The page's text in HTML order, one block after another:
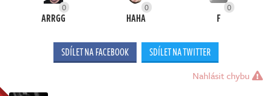
0
ARRGG
0
HAHA
0
F
SDÍLET NA FACEBOOK SDÍLET NA TWITTER
Nahlásit chybu